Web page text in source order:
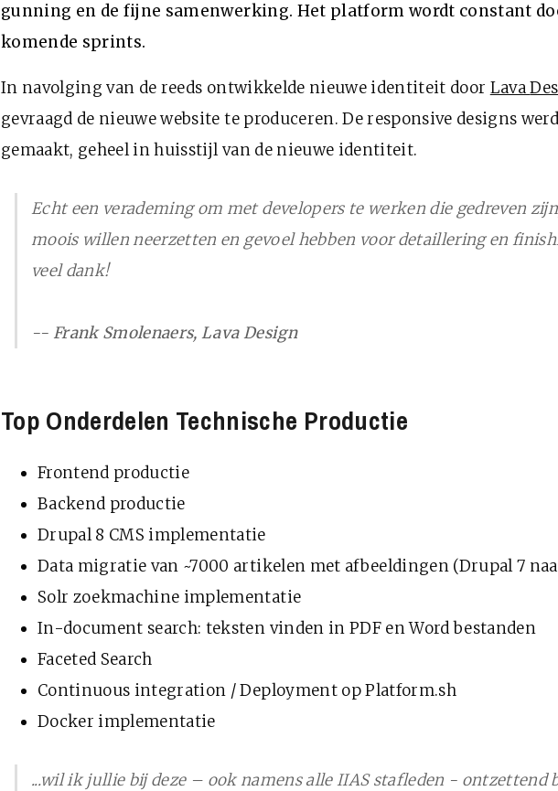
gunning en de fijne samenwerking. Het platform wordt constant
komende sprints.
In navolging van de reeds ontwikkelde nieuwe identiteit door Lava
gevraagd de nieuwe website te produceren. De responsive designs
gemaakt, geheel in huisstijl van de nieuwe identiteit.
Echt een verademing om met developers te werken die gedreven
moois willen neerzetten en gevoel hebben voor detaillering en
veel dank!
-- Frank Smolenaers, Lava Design
Top Onderdelen Technische Productie
Frontend productie
Backend productie
Drupal 8 CMS implementatie
Data migratie van ~7000 artikelen met afbeeldingen (Drupal 7
Solr zoekmachine implementatie
In-document search: teksten vinden in PDF en Word bestanden
Faceted Search
Continuous integration / Deployment op Platform.sh
Docker implementatie
...wil ik jullie bij deze – ook namens alle IIAS stafleden - ontzettend